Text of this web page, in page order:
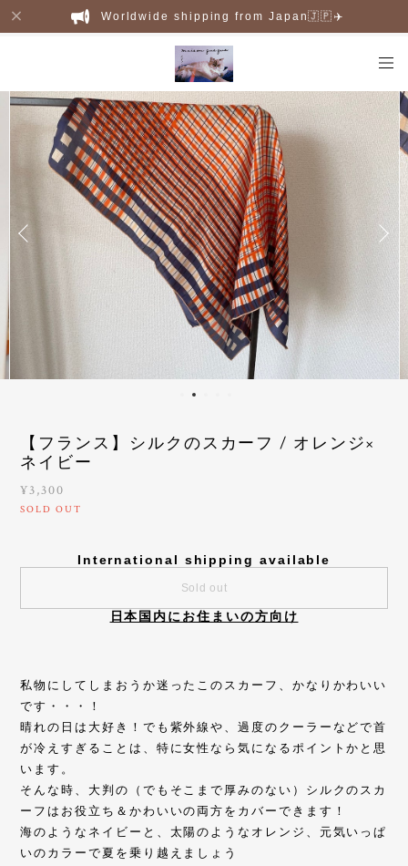
Worldwide shipping from Japan🇯🇵✈️
【フランス】シルクのスカーフ / オレンジ×
ネイビー
¥3,300
SOLD OUT
International shipping available
Sold out
日本国内にお住まいの方向け
私物にしてしまおうか迷ったこのスカーフ、かなりかわいい
です・・・！
晴れの日は大好き！でも紫外線や、過度のクーラーなどで首
が冷えすぎることは、特に女性なら気になるポイントかと思
います。
そんな時、大判の（でもそこまで厚みのない）シルクのスカ
ーフはお役立ち＆かわいいの両方をカバーできます！
海のようなネイビーと、太陽のようなオレンジ、元気いっぱ
いのカラーで夏を乗り越えましょう